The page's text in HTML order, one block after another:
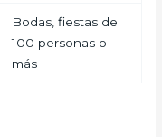
Bodas, fiestas de
100 personas o
más